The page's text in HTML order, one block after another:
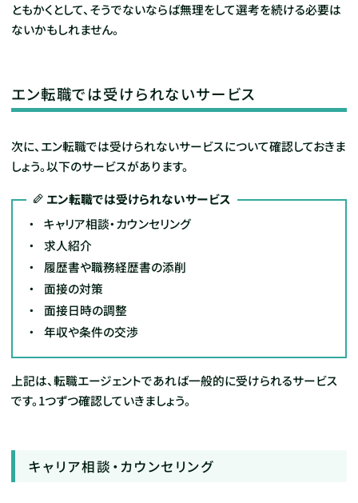
ともかくとして、そうでないならば無理をして選考を続ける必要は
ないかもしれません。
エン転職では受けられないサービス
次に、エン転職では受けられないサービスについて確認しておきま
しょう。以下のサービスがあります。
エン転職では受けられないサービス
キャリア相談・カウンセリング
求人紹介
履歴書や職務経歴書の添削
面接の対策
面接日時の調整
年収や条件の交渉
上記は、転職エージェントであれば一般的に受けられるサービス
です。1つずつ確認していきましょう。
キャリア相談・カウンセリング